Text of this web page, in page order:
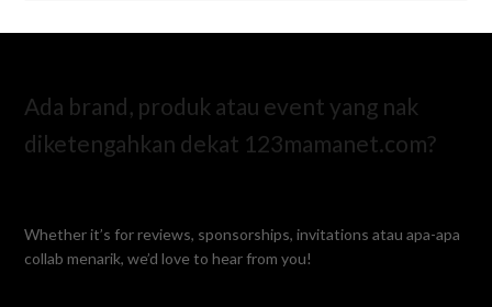
Ada brand, produk atau event yang nak
diketengahkan dekat 123mamanet.com?
Whether it’s for reviews, sponsorships, invitations atau apa-apa
collab menarik, we’d love to hear from you!